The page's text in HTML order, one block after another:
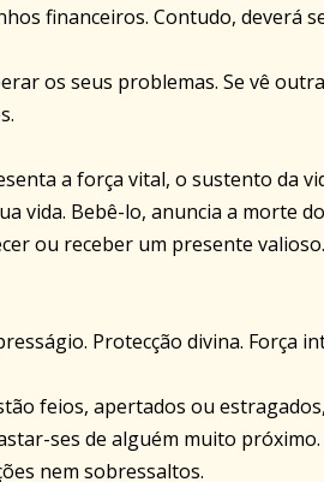
financeiros. Contudo, deverá
os seus problemas. Se vê
a força vital, o sustento da
vida. Bebê-lo, anuncia a morte
ou receber um presente
Protecção divina. Força
feios, apertados ou
ses de alguém muito
nem sobressaltos.